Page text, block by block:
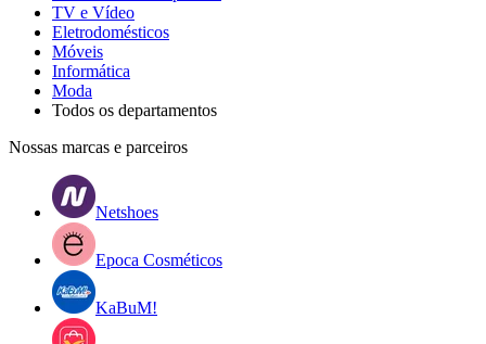
TV e Vídeo
Eletrodomésticos
Móveis
Informática
Moda
Todos os departamentos
Nossas marcas e parceiros
Netshoes
Epoca Cosméticos
KaBuM!